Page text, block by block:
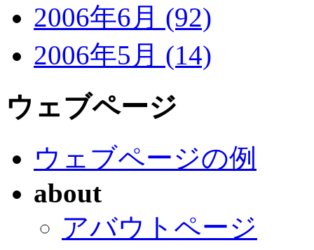
2006年6月 (92)
2006年5月 (14)
ウェブページ
ウェブページの例
about
アバウトページ